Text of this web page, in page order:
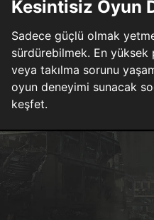
Kesintisiz Oyun
Sadece güçlü olmak
sürdürebilmek. En
veya takılma sorunu
oyun deneyimi sunacak
keşfet.